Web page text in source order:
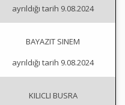
ayrıldığı tarih 9.08.2024
BAYAZIT SINEM
ayrıldığı tarih 9.08.2024
KILICLI BUSRA